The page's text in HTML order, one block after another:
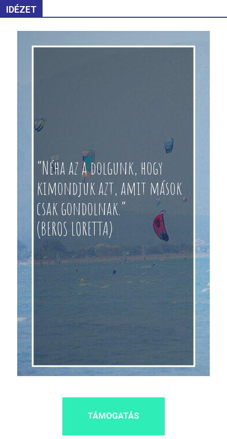
IDÉZET
“Néha az a dolgunk, hogy
kimondjuk azt, amit mások
csak gondolnak.”
(BEROS LORETTA)
TÁMOGATÁS